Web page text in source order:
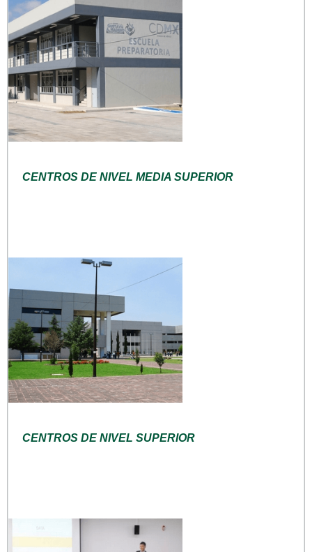
CENTROS DE NIVEL MEDIA SUPERIOR
CENTROS DE NIVEL SUPERIOR